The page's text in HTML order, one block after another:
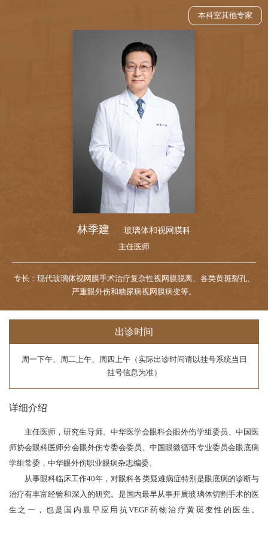
林季建 玻璃体和视网膜科
本科室其他专家
主任医师
专长：现代玻璃体视网膜手术治疗复杂性视网膜脱离、各类黄斑裂孔、
严重眼外伤和糖尿病视网膜病变等。
出诊时间
周一下午、周二上午、周四上午（实际出诊时间请以挂号系统当日
挂号信息为准）
详细介绍
主任医师，研究生导师。中华医学会眼科会眼外伤学组委员、中国医
师协会眼科医师分会眼外伤专委会委员、中国眼微循环专业委员会眼底病
学组常委，中华眼外伤职业眼病杂志编委。
从事眼科临床工作40年，对眼科各类疑难病症特别是眼底病的诊断与
治疗有丰富经验和深入的研究。是国内最早从事开展玻璃体切割手术的医
生之一，也是国内最早应用抗VEGF药物治疗黄斑变性的医生。